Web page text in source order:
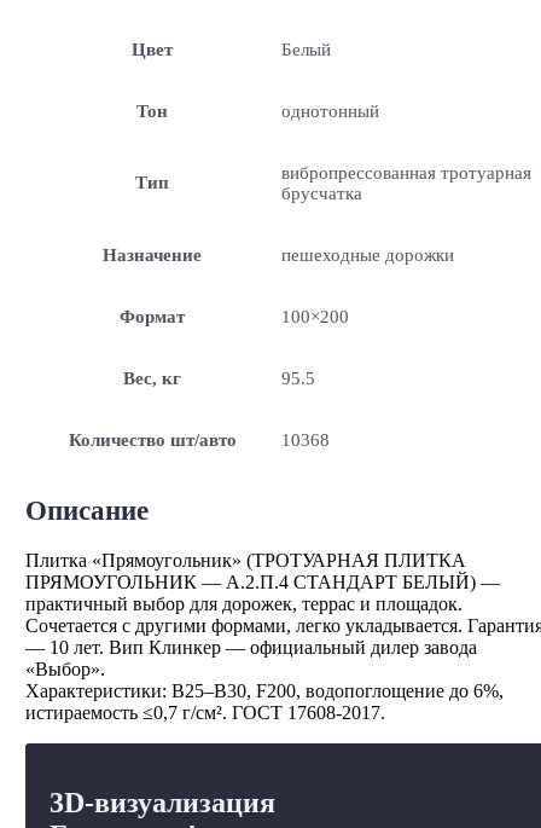
Цвет Белый
Тон однотонный
Тип
вибропрессованная тротуарная
брусчатка
Назначение пешеходные дорожки
Формат 100×200
Вес, кг 95.5
Количество шт/авто 10368
Описание
Плитка «Прямоугольник» (ТРОТУАРНАЯ ПЛИТКА
ПРЯМОУГОЛЬНИК — А.2.П.4 СТАНДАРТ БЕЛЫЙ) —
практичный выбор для дорожек, террас и площадок.
Сочетается с другими формами, легко укладывается.
— 10 лет. Вип Клинкер — официальный дилер завода
«Выбор».
Характеристики: В25–В30, F200, водопоглощение до 6%,
истираемость ≤0,7 г/см². ГОСТ 17608-2017.
3D-визуализация